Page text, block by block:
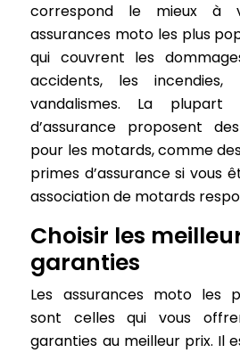
correspond le mieux à
assurances moto les plus
qui couvrent les
accidents, les
vandalismes. La plupart
d’assurance proposent
pour les motards, comme
primes d’assurance si vous
association de motards
Choisir les
garanties
Les assurances moto les
sont celles qui vous
garanties au meilleur prix. Il